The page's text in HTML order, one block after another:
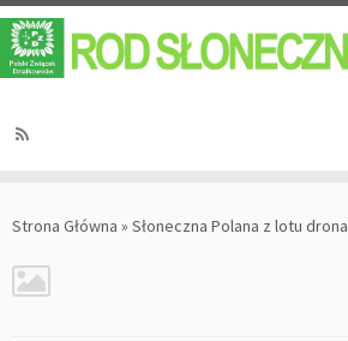
Strona Główna » Słoneczna Polana z lotu drona